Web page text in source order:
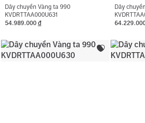
Dây chuyền Vàng ta 990
KVDRTTAA000U631
54.989.000 đ
Dây